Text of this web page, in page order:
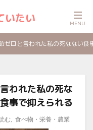
いたい
ゼロと言われた私の死なない
われた私の死な
事で抑えられる
む, 食べ物・栄養・農業